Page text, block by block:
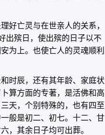
好亡灵与在世亲人的关系，
出殡日，使出殡的日子以不
为上。也使亡人的灵魂顺利
时辰，还有其年龄、家庭状
算方面的专著，是活佛和高
天，个别特殊的，也有四至
般是初二、初七。十二、甘
，其余日子均可出葬。